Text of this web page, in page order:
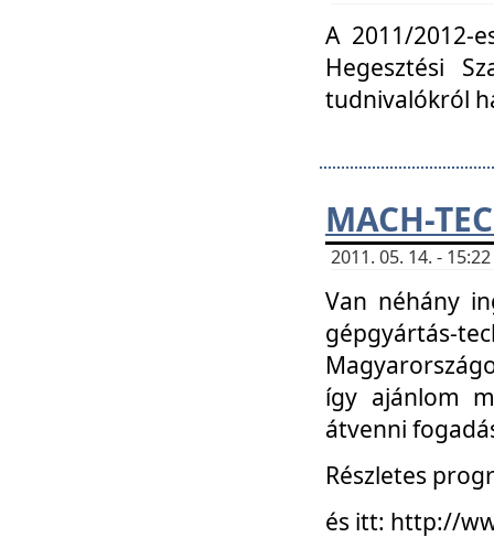
A 2011/2012-
Hegesztési
tudnivalókról
MACH-
2011. 05. 14. -
Van néhány
gépgyártás-
így ajánlom
átvenni
Részletes
és itt: http://